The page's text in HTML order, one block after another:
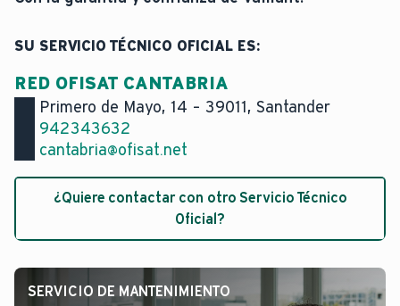
SU SERVICIO TÉCNICO OFICIAL ES:
RED OFISAT CANTABRIA
Primero de Mayo, 14 – 39011, Santander
942343632
cantabria@ofisat.net
¿Quiere contactar con otro Servicio Técnico
Oficial?
SERVICIO DE MANTENIMIENTO